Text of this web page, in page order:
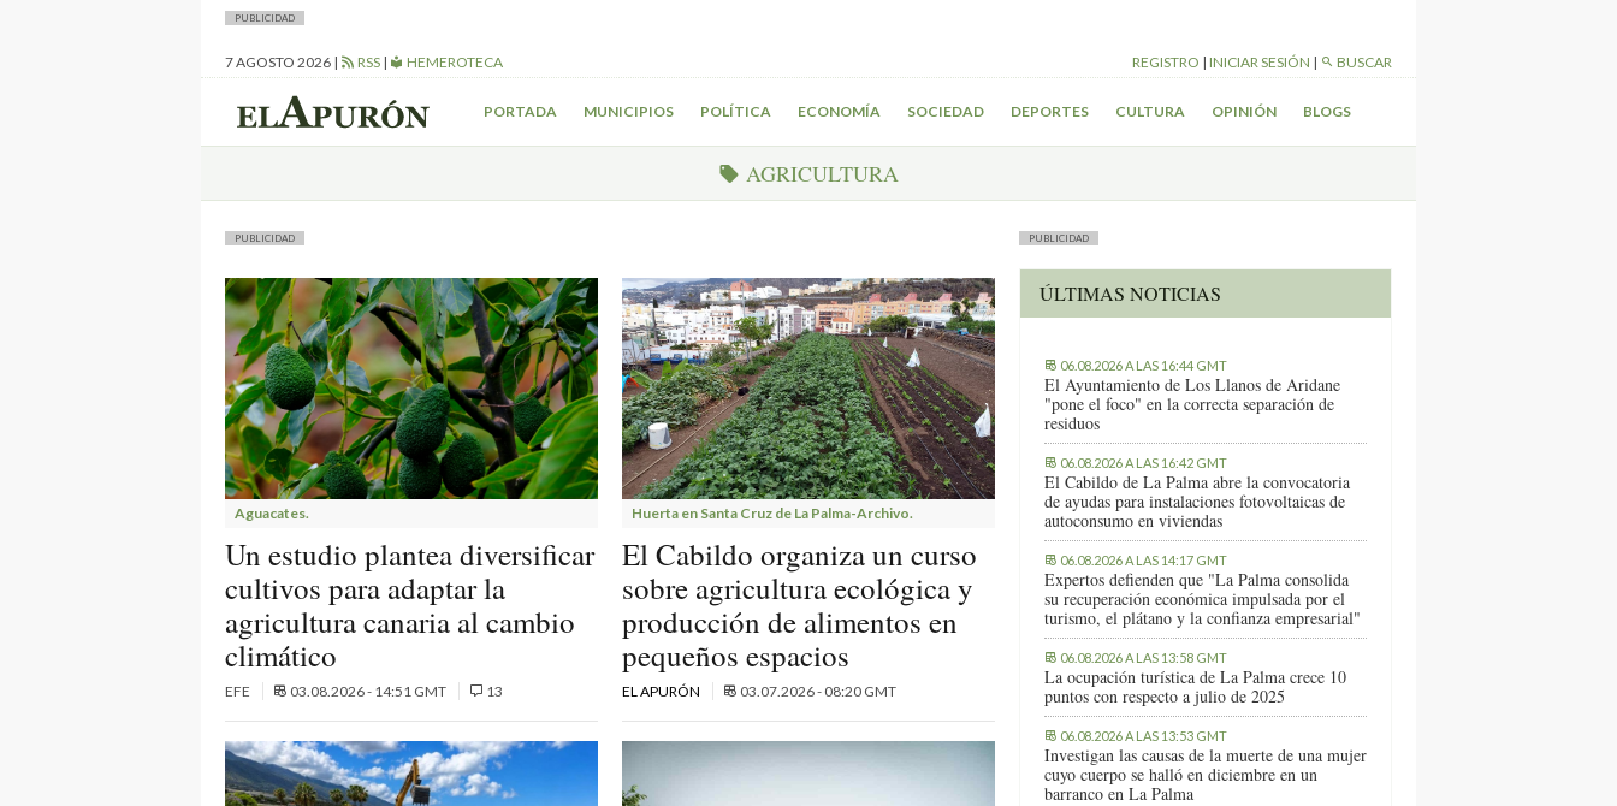
PUBLICIDAD
7 AGOSTO 2026 | RSS | HEMEROTECA REGISTRO | INICIAR SESIÓN | BUSCAR
PORTADA MUNICIPIOS POLÍTICA ECONOMÍA SOCIEDAD DEPORTES CULTURA OPINIÓN BLOGS
AGRICULTURA
PUBLICIDAD
Aguacates.
Un estudio plantea diversificar
cultivos para adaptar la
agricultura canaria al cambio
climático
EFE 03.08.2026 - 14:51 GMT 13
Huerta en Santa Cruz de La Palma-Archivo.
El Cabildo organiza un curso
sobre agricultura ecológica y
producción de alimentos en
pequeños espacios
EL APURÓN 03.07.2026 - 08:20 GMT
PUBLICIDAD
ÚLTIMAS NOTICIAS
06.08.2026 A LAS 16:44 GMT
El Ayuntamiento de Los Llanos de Aridane
"pone el foco" en la correcta separación de
residuos
06.08.2026 A LAS 16:42 GMT
El Cabildo de La Palma abre la convocatoria
de ayudas para instalaciones fotovoltaicas de
autoconsumo en viviendas
06.08.2026 A LAS 14:17 GMT
Expertos defienden que "La Palma consolida
su recuperación económica impulsada por el
turismo, el plátano y la confianza empresarial"
06.08.2026 A LAS 13:58 GMT
La ocupación turística de La Palma crece 10
puntos con respecto a julio de 2025
06.08.2026 A LAS 13:53 GMT
Investigan las causas de la muerte de una mujer
cuyo cuerpo se halló en diciembre en un
barranco en La Palma